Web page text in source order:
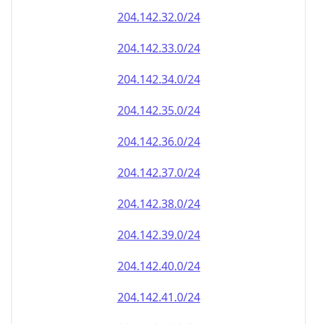
204.142.32.0/24
204.142.33.0/24
204.142.34.0/24
204.142.35.0/24
204.142.36.0/24
204.142.37.0/24
204.142.38.0/24
204.142.39.0/24
204.142.40.0/24
204.142.41.0/24